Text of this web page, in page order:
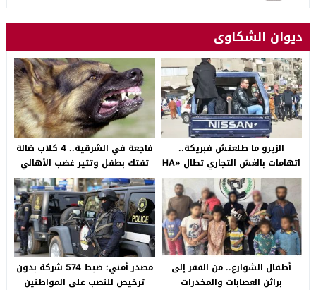
ديوان الشكاوى
الزيرو ما طلعتش فبريكة..
اتهامات بالغش التجاري تطال «HA
Auto التجمع».. شكوى شراء
سيارة بـ3 ملايين جنيه تفجّر الأزمة
فاجعة في الشرقية.. 4 كلاب ضالة
تفتك بطفل وتثير غضب الأهالي
بالصالحية الجديدة
أطفال الشوارع.. من الفقر إلى
براثن العصابات والمخدرات
مصدر أمني: ضبط 574 شركة بدون
ترخيص للنصب على المواطنين